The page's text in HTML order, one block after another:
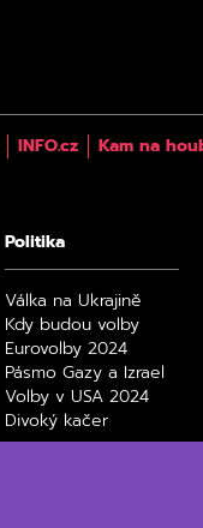
INFO.cz Kam na
Politika
Válka na Ukrajině
Kdy budou volby
Eurovolby 2024
Pásmo Gazy a Izrael
Volby v USA 2024
Divoký kačer